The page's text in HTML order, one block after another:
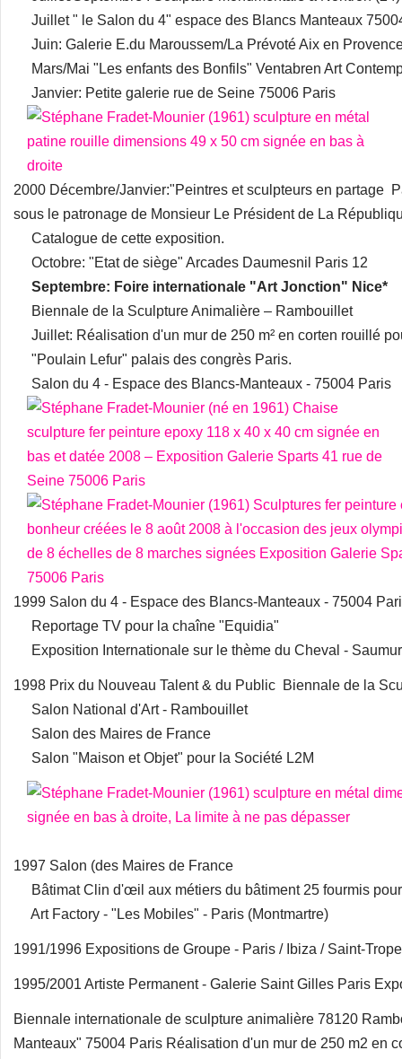
Juillet " le Salon du 4" espace des Blancs Manteaux
Juin: Galerie E.du Maroussem/La Prévoté Aix en
Mars/Mai "Les enfants des Bonfils" Ventabren Art
Janvier: Petite galerie rue de Seine 75006 Paris
2000 Décembre/Janvier:"Peintres et sculpteurs en partage
sous le patronage de Monsieur Le Président de La
Catalogue de cette exposition.
Octobre: "Etat de siège" Arcades Daumesnil Paris 12
Septembre: Foire internationale "Art Jonction" Nice*
Biennale de la Sculpture Animalière – Rambouillet
Juillet: Réalisation d'un mur de 250 m² en corten rouillé
"Poulain Lefur" palais des congrès Paris.
Salon du 4 - Espace des Blancs-Manteaux - 75004 Paris
1999 Salon du 4 - Espace des Blancs-Manteaux - 75004
Reportage TV pour la chaîne "Equidia"
Exposition Internationale sur le thème du Cheval - Saumur
1998 Prix du Nouveau Talent & du Public Biennale de la
Salon National d'Art - Rambouillet
Salon des Maires de France
Salon "Maison et Objet" pour la Société L2M
1997 Salon (des Maires de France
Bâtimat Clin d'œil aux métiers du bâtiment 25 fourmis
Art Factory - "Les Mobiles" - Paris (Montmartre)
1991/1996 Expositions de Groupe - Paris / Ibiza / Saint-
1995/2001 Artiste Permanent - Galerie Saint Gilles Paris
Biennale internationale de sculpture animalière 78120
Manteaux" 75004 Paris Réalisation d'un mur de 250 m2 en